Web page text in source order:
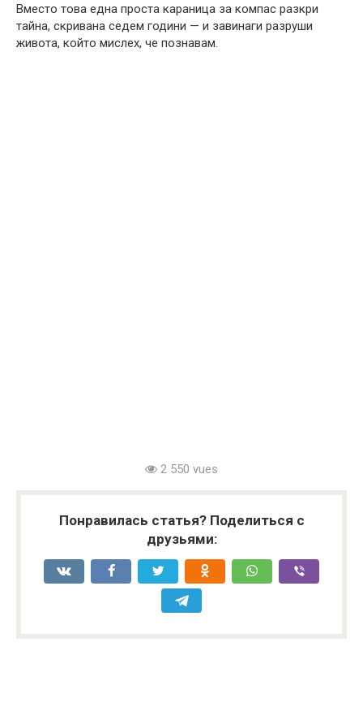
Вместо това една проста караница за компас разкри
тайна, скривана седем години — и завинаги разруши
живота, който мислех, че познавам.
2 550 vues
Понравилась статья? Поделиться с
друзьями: